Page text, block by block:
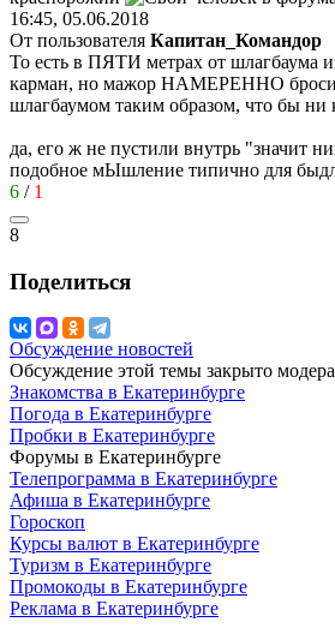
16:45, 05.06.2018
От пользователя Капитан_Командор
То есть в ПЯТИ метрах от шлагбаума
карман, но мажор НАМЕРЕННО
шлагбаумом таким образом, что бы ни
да, его ж не пустили внутрь "значит
подобное мЫшление типично для
6 / 1
8
Поделиться
Обсуждение новостей
Обсуждение этой темы закрыто
Знакомства в Екатеринбурге
Погода в Екатеринбурге
Пробки в Екатеринбурге
Форумы в Екатеринбурге
Телепрограмма в Екатеринбурге
Афиша в Екатеринбурге
Гороскоп
Курсы валют в Екатеринбурге
Туризм в Екатеринбурге
Промокоды в Екатеринбурге
Реклама в Екатеринбурге